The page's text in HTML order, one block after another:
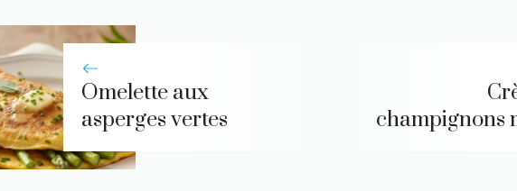
Omelette aux
asperges vertes
champignons